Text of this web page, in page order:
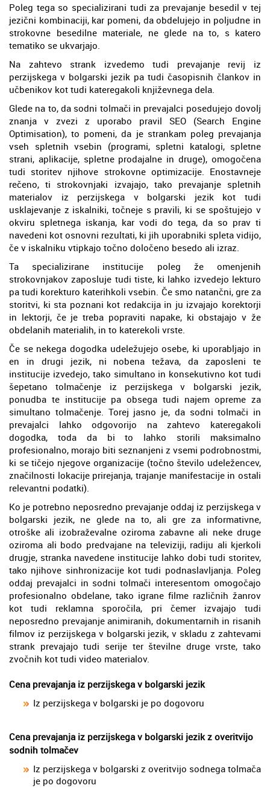
Poleg tega so specializirani tudi za prevajanje besedil v tej
jezični kombinaciji, kar pomeni, da obdelujejo in poljudne in
strokovne besedilne materiale, ne glede na to, s katero
tematiko se ukvarjajo.
Na zahtevo strank izvedemo tudi prevajanje revij iz
perzijskega v bolgarski jezik pa tudi časopisnih člankov in
učbenikov kot tudi kateregakoli književnega dela.
Glede na to, da sodni tolmači in prevajalci posedujejo dovolj
znanja v zvezi z uporabo pravil SEO (Search Engine
Optimisation), to pomeni, da je strankam poleg prevajanja
vseh spletnih vsebin (programi, spletni katalogi, spletne
strani, aplikacije, spletne prodajalne in druge), omogočena
tudi storitev njihove strokovne optimizacije. Enostavneje
rečeno, ti strokovnjaki izvajajo, tako prevajanje spletnih
materialov iz perzijskega v bolgarski jezik kot tudi
usklajevanje z iskalniki, točneje s pravili, ki se spoštujejo v
okviru spletnega iskanja, kar vodi do tega, da so prav ti
navedeni kot osnovni rezultati, ki jih uporabniki spleta vidijo,
če v iskalniku vtipkajo točno določeno besedo ali izraz.
Ta specializirane institucije poleg že omenjenih
strokovnjakov zaposluje tudi tiste, ki lahko izvedejo lekturo
pa tudi korekturo katerihkoli vsebin. Če smo natančni, gre za
storitvi, ki sta poznani kot redakcija in ju izvajajo korektorji
in lektorji, če je treba popraviti napake, ki obstajajo v že
obdelanih materialih, in to katerekoli vrste.
Če se nekega dogodka udeležujejo osebe, ki uporabljajo in
en in drugi jezik, ni nobena težava, da zaposleni te
institucije izvedejo, tako simultano in konsekutivno kot tudi
šepetano tolmačenje iz perzijskega v bolgarski jezik,
ponudba te institucije pa obsega tudi najem opreme za
simultano tolmačenje. Torej jasno je, da sodni tolmači in
prevajalci lahko odgovorijo na zahtevo kateregakoli
dogodka, toda da bi to lahko storili maksimalno
profesionalno, morajo biti seznanjeni z vsemi podrobnostmi,
ki se tičejo njegove organizacije (točno število udeležencev,
značilnosti lokacije prirejanja, trajanje manifestacije in ostali
relevantni podatki).
Ko je potrebno neposredno prevajanje oddaj iz perzijskega v
bolgarski jezik, ne glede na to, ali gre za informativne,
otroške ali izobraževalne oziroma zabavne ali neke druge
oziroma ali bodo predvajane na televiziji, radiju ali kjerkoli
drugje, stranka navedene institucije lahko dobi tudi storitev,
tako njihove sinhronizacije kot tudi podnaslavljanja. Poleg
oddaj prevajalci in sodni tolmači interesentom omogočajo
profesionalno obdelane, tako igrane filme različnih žanrov
kot tudi reklamna sporočila, pri čemer izvajajo tudi
neposredno prevajanje animiranih, dokumentarnih in risanih
filmov iz perzijskega v bolgarski jezik, v skladu z zahtevami
strank prevajajo tudi serije ter številne druge vrste, tako
zvočnih kot tudi video materialov.
Cena prevajanja iz perzijskega v bolgarski jezik
Iz perzijskega v bolgarski je po dogovoru
Cena prevajanja iz perzijskega v bolgarski jezik z overitvijo
sodnih tolmačev
Iz perzijskega v bolgarski z overitvijo sodnega tolmača
je po dogovoru